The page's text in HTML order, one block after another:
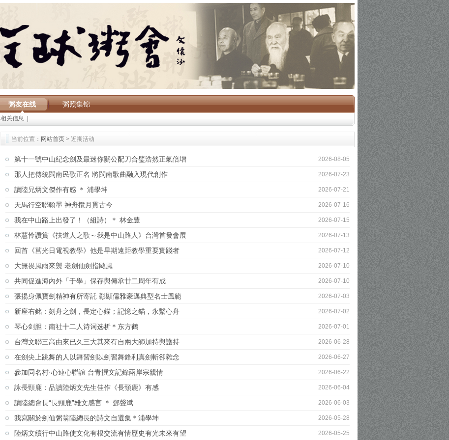
粥友在线 粥照集锦
相关信息
当前位置： 网站首页 > 近期活动
第十一號中山紀念劍及最迷你關公配刀合璧浩然正氣倍增 2026-08-05
那人把傳統閩南民歌正名 將閩南歌曲融入現代創作 2026-07-23
讀陸兄炳文傑作有感 ＊ 浦學坤 2026-07-21
天馬行空聯翰墨 神舟攬月貫古今 2026-07-16
我在中山路上出發了！（組詩）＊ 林金豊 2026-07-15
林慧怜讚賞《扶道人之歌～我是中山路人》台灣首發會展 2026-07-13
回首《莒光日電視教學》他是早期遠距教學重要實踐者 2026-07-12
大無畏風雨來襲 老劍仙劍指颱風 2026-07-10
共同促進海內外「于學」保存與傳承廿二周年有成 2026-07-10
張揚身佩寶劍精神有所寄託 彰顯儒雅豪邁典型名士風範 2026-07-03
新座右銘：刻舟之劍，長定心錨；記憶之錨，永繫心舟 2026-07-02
琴心剑胆：南社十二人诗词选析＊东方鹤 2026-07-01
台灣文聯三高由來已久三大其來有自兩大師加持與護持 2026-06-28
在劍尖上跳舞的人以舞習劍以劍習舞鋒利真劍斬卻雜念 2026-06-27
參加同名村·心連心聯誼 台青撰文記錄兩岸宗親情 2026-06-22
詠長頸鹿：品讀陸炳文先生佳作《長頸鹿》有感 2026-06-04
讀陸總會長“長頸鹿”雄文感言 ＊ 鄧聲斌 2026-06-03
我寫關於劍仙粥翁陸總長的詩文自選集＊浦學坤 2026-05-28
陸炳文續行中山路使文化有根交流有情歷史有光未來有望 2026-05-25